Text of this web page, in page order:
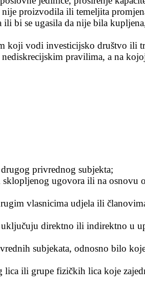
proizvodila ili temeljita
bi se ugasila da nije bila
koji vodi investicijsko društvo ili
pravilima, a na
privrednog subjekta;
ugovora ili na osnovu
vlasnicima udjela ili
uključuju direktno ili indirektno u
subjekata, odnosno bilo
lica ili grupe fizičkih lica koje